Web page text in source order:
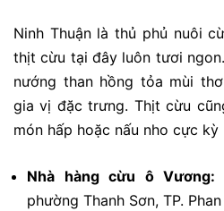
Ninh Thuận là thủ phủ nuôi
thịt cừu tại đây luôn tươi
nướng than hồng tỏa mùi
gia vị đặc trưng. Thịt cừu
món hấp hoặc nấu nho cực kỳ
Nhà hàng cừu ô Vương:
phường Thanh Sơn, TP. Phan